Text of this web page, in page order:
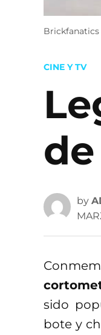
Brickfanatics
POSTED
CINE Y TV
by
sido
bote y